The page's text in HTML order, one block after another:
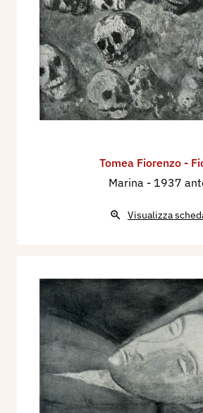
TOMEA).
Nel sett / ott. 1939 partecipa al
Mostra Nazionale del
Bergamo, nel Palazzo della
dipinto: aese in Cadore.
Nell sett / nov. 1940 partecipa
Bergamo. Mostra Nazionale di
l'opera: Carnevale.
Nel sett / ott. 1942 partecipa al
Bergamo, nel Palazzo della
Italiana di Arte Sacra per la
Primavera all'Angelicum, a
Meditazione, Religioso, Ceri
Nel 1953 partecipa
d'Arte. Biennale di Brera e della
il dipinto: I profughi. Nell’aprile
partecipa alla Mostra Italiana di
Tomea Fiorenzo -
Marina - 1937
Visualizza